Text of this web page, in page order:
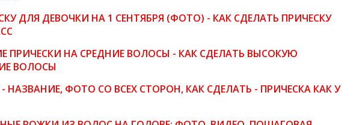
ДЛЯ ДЕВОЧКИ НА 1 СЕНТЯБРЯ (ФОТО) - КАК СДЕЛАТЬ ПРИЧЕСКУ
ПРИЧЕСКИ НА СРЕДНИЕ ВОЛОСЫ - КАК СДЕЛАТЬ ВЫСОКУЮ
ВОЛОСЫ
НАЗВАНИЕ, ФОТО СО ВСЕХ СТОРОН, КАК СДЕЛАТЬ - ПРИЧЕСКА КАК У